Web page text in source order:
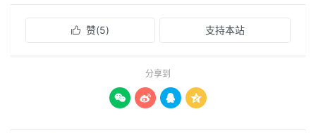
 赞(5) 支持本站
分享到
   